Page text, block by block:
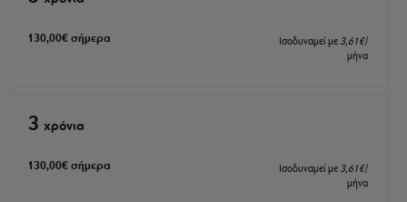
130,00€σήμερα Ισοδυναμεί με 3,61€/
μήνα
3 xρόνια
130,00€σήμερα Ισοδυναμεί με 3,61€/
μήνα